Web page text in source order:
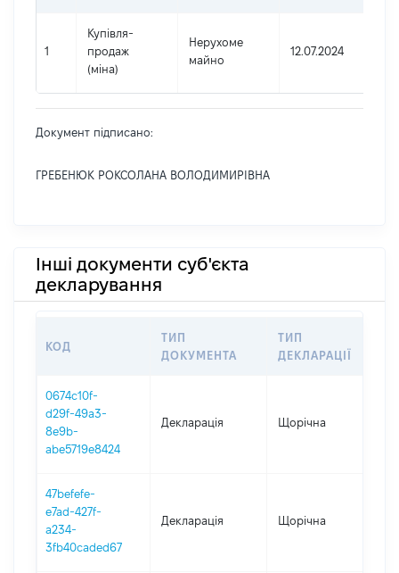
1
Купівля-
продаж
(міна)
Нерухоме
майно
12.07.2024
Документ підписано:
ГРЕБЕНЮК РОКСОЛАНА ВОЛОДИМИРІВНА
Інші документи суб'єкта
декларування
КОД
ТИП
ДОКУМЕНТА
ТИП
ДЕКЛАРАЦІЇ
0674c10f-
d29f-49a3-
8e9b-
abe5719e8424
Декларація Щорічна
47befefe-
e7ad-427f-
a234-
3fb40caded67
Декларація Щорічна